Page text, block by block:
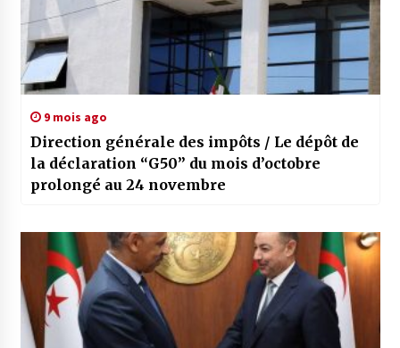
9 mois ago
Direction générale des impôts / Le dépôt de
la déclaration “G50” du mois d’octobre
prolongé au 24 novembre